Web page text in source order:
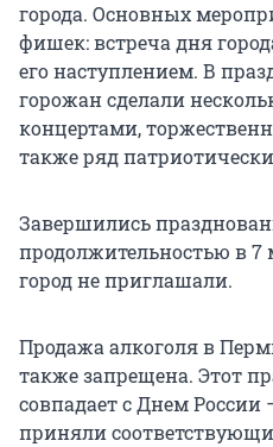
города. Основных
фишек: встреча дня
его наступлением. В
горожан сделали
концертами,
также ряд
Завершились
продолжительностью в 7
город не приглашали.
Продажа алкоголя в
также запрещена. Этот
совпадает с Днем
приняли